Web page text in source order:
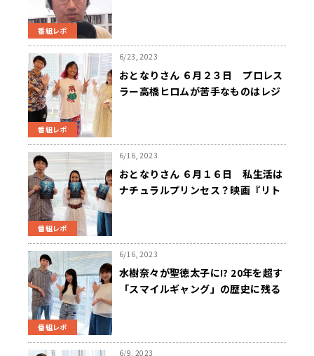
番組レポ
番組レポ
6/23, 2023
おとなりさん ６月２３日 プロレス
ラー高橋ヒロムが苦手なものはレジ
番組レポ
6/16, 2023
おとなりさん ６月１６日 私生活は
ナチュラルプリンセス？映画『リト
番組レポ
6/16, 2023
水樹奈々が聖徳太子に!? 20年を超す
「スマイルギャング」の歴史に残る
6/9, 2023